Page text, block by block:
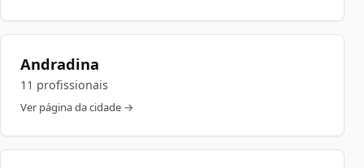
Andradina
11 profissionais
Ver página da cidade →